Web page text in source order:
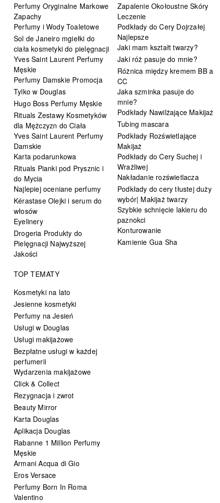
Perfumy Oryginalne Markowe
Zapachy
Perfumy i Wody Toaletowe
Sol de Janeiro mgiełki do
ciała kosmetyki do pielęgnacji
Yves Saint Laurent Perfumy
Męskie
Perfumy Damskie Promocja
Tylko w Douglas
Hugo Boss Perfumy Męskie
Rituals Zestawy Kosmetyków
dla Mężczyzn do Ciała
Yves Saint Laurent Perfumy
Damskie
Karta podarunkowa
Rituals Pianki pod Prysznic i
do Mycia
Najlepiej oceniane perfumy
Kérastase Olejki i serum do
włosów
Eyelinery
Drogeria Produkty do
Pielęgnacji Najwyższej
Jakości
Zapalenie Okołoustne Skóry
Leczenie
Podkłady do Cery Dojrzałej
Najlepsze
Jaki mam kształt twarzy?
Jaki róż pasuje do mnie?
Różnica między kremem BB a
CC
Jaka szminka pasuje do
mnie?
Podkłady Nawilżające Makijaż
Tubing mascara
Podkłady Rozświetlające
Makijaż
Podkłady do Cery Suchej i
Wrażliwej
Nakładanie rozświetlacza
Podkłady do cery tłustej duży
wybór| Makijaż twarzy
Szybkie schnięcie lakieru do
paznokci
Konturowanie
Kamienie Gua Sha
TOP TEMATY
Kosmetyki na lato
Jesienne kosmetyki
Perfumy na Jesień
Usługi w Douglas
Usługi makijażowe
Bezpłatne usługi w każdej
perfumerii
Wydarzenia makijażowe
Click & Collect
Rezygnacja i zwrot
Beauty Mirror
Karta Douglas
Aplikacja Douglas
Rabanne 1 Million Perfumy
Męskie
Armani Acqua di Gio
Eros Versace
Perfumy Born In Roma
Valentino